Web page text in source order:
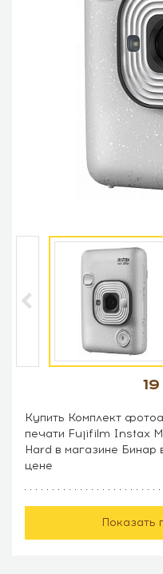
Купить Комплект
печати Fujifilm Instax
Hard в магазине Бинар
цене
Показать